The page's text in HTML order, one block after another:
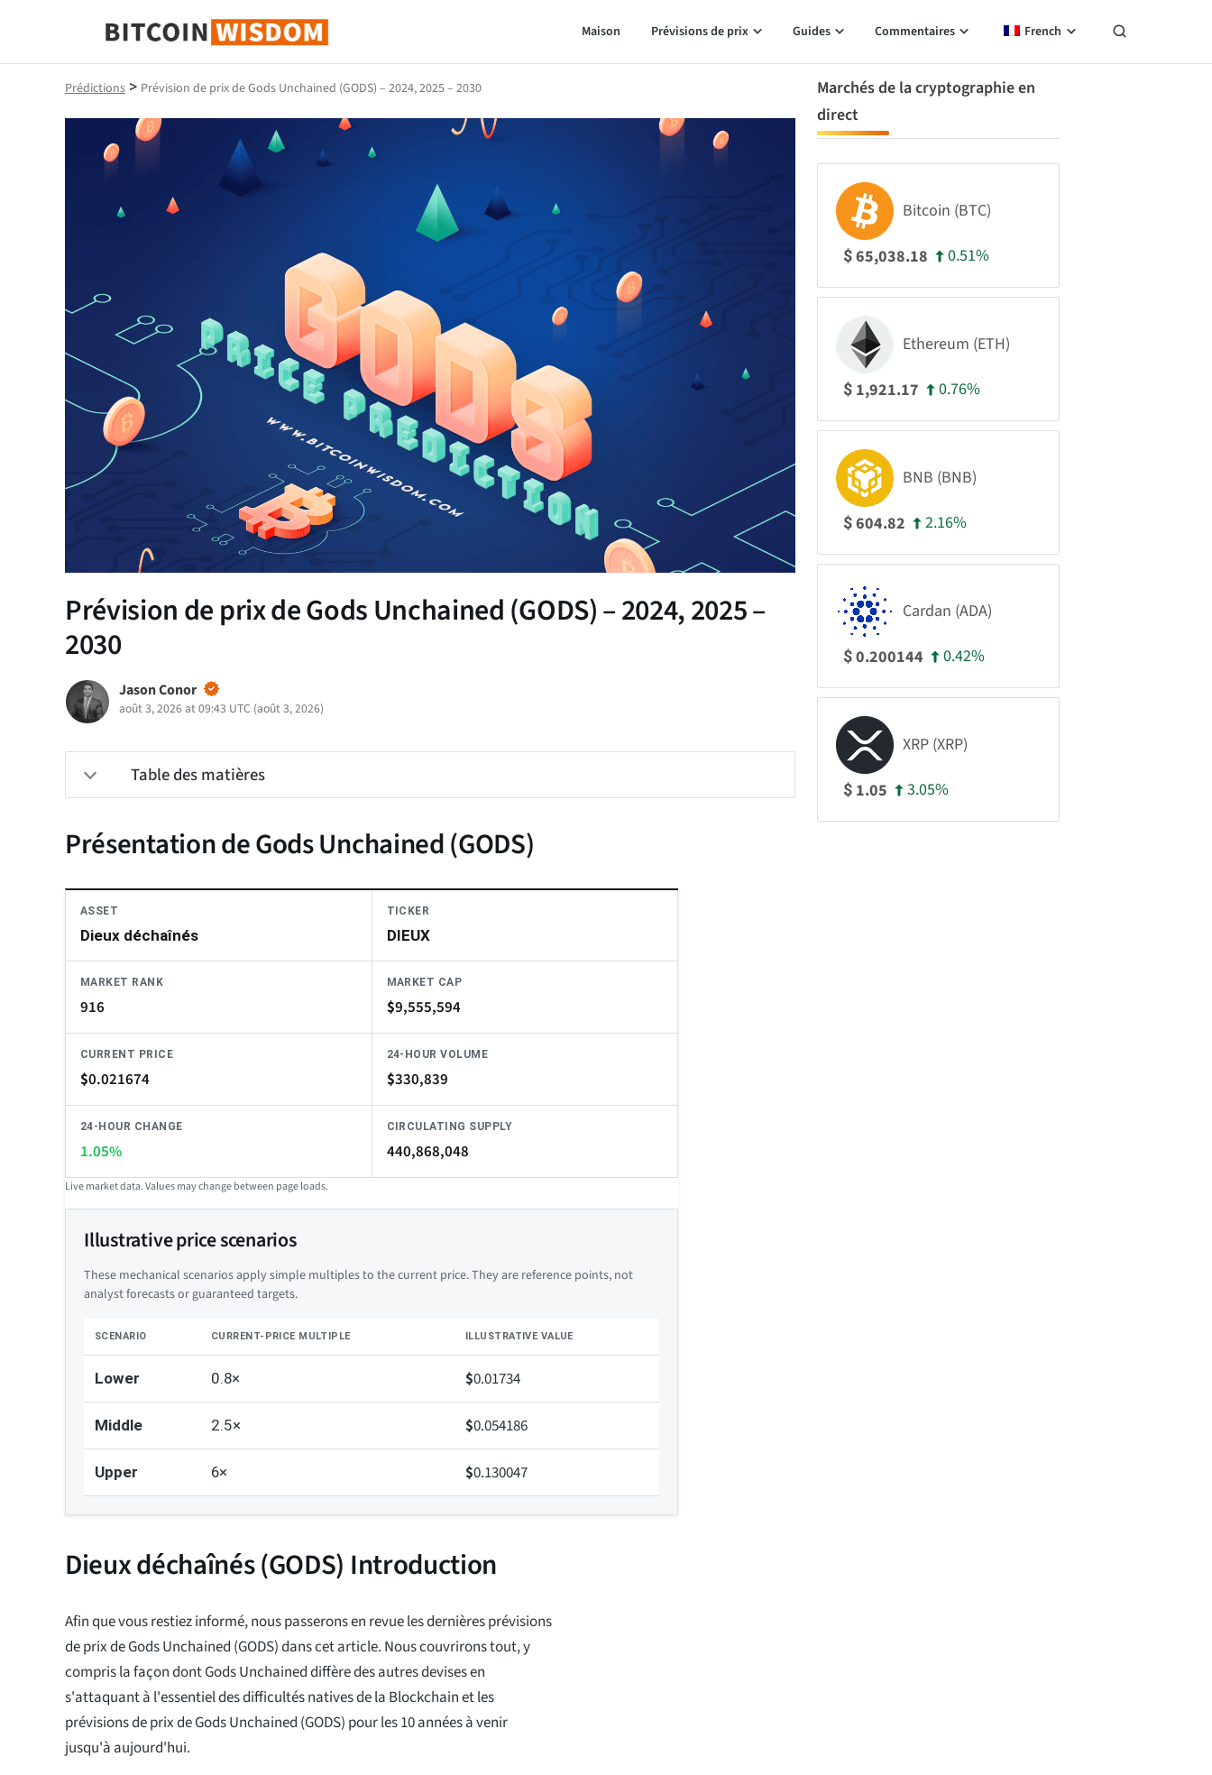
Bitcoin Sagesse
Maison Prévisions de prix Guides Commentaires French
Prédictions > Prévision de prix de Gods Unchained (GODS) – 2024, 2025 – 2030
Prévision de prix de Gods Unchained (GODS) – 2024, 2025 –
2030
Jason Conor
août 3, 2026 at 09:43 UTC (août 3, 2026)
Table des matières
Présentation de Gods Unchained (GODS)
ASSET
Dieux déchaînés
TICKER
DIEUX
MARKET RANK
916
MARKET CAP
$9,555,594
CURRENT PRICE
$0.021674
24-HOUR VOLUME
$330,839
24-HOUR CHANGE
1.05%
CIRCULATING SUPPLY
440,868,048
Live market data. Values may change between page loads.
Illustrative price scenarios
These mechanical scenarios apply simple multiples to the current price. They are reference points, not
analyst forecasts or guaranteed targets.
SCENARIO CURRENT-PRICE MULTIPLE ILLUSTRATIVE VALUE
Lower 0.8× $0.01734
Middle 2.5× $0.054186
Upper 6× $0.130047
Dieux déchaînés (GODS) Introduction
Afin que vous restiez informé, nous passerons en revue les dernières prévisions
de prix de Gods Unchained (GODS) dans cet article. Nous couvrirons tout, y
compris la façon dont Gods Unchained diffère des autres devises en
s'attaquant à l'essentiel des difficultés natives de la Blockchain et les
prévisions de prix de Gods Unchained (GODS) pour les 10 années à venir
jusqu'à aujourd'hui.
Marchés de la cryptographie en
direct
Bitcoin (BTC)
$65,038.18 0.51%
Ethereum (ETH)
$ 1,921.17 0.76%
BNB (BNB)
$604.82 2.16%
Cardan (ADA)
$0.200144 0.42%
XRP (XRP)
$ 1.05 3.05%